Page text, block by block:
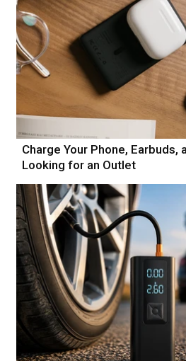
Charge Your Phone, Earbuds,
Looking for an Outlet